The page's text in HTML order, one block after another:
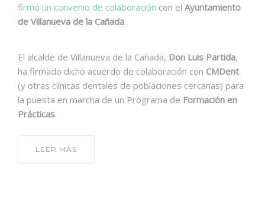
firmó un convenio de colaboración con el Ayuntamiento
de Villanueva de la Cañada.
El alcalde de Villanueva de la Cañada, Don Luis Partida,
ha firmado dicho acuerdo de colaboración con CMDent
(y otras clínicas dentales de poblaciones cercanas) para
la puesta en marcha de un Programa de Formación en
Prácticas.
LEER MÁS